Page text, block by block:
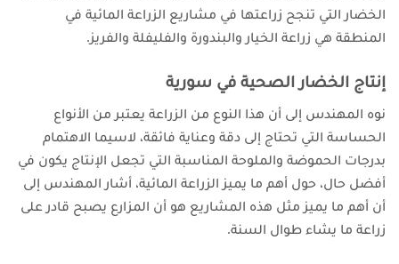
الخضار التي تنجح زراعتها في مشاريع الزراعة المائية في
المنطقة هي زراعة الخيار والبندورة والفليفلة والفريز.
إنتاج الخضار الصحية في سورية
نوه المهندس إلى أن هذا النوع من الزراعة يعتبر من الأنواع
الحساسة التي تحتاج إلى دقة وعناية فائقة، لاسيما الاهتمام
بدرجات الحموضة والملوحة المناسبة التي تجعل الإنتاج يكون في
أفضل حال، حول أهم ما يميز الزراعة المائية، أشار المهندس إلى
أن أهم ما يميز مثل هذه المشاريع هو أن المزارع يصبح قادر على
زراعة ما يشاء طوال السنة.